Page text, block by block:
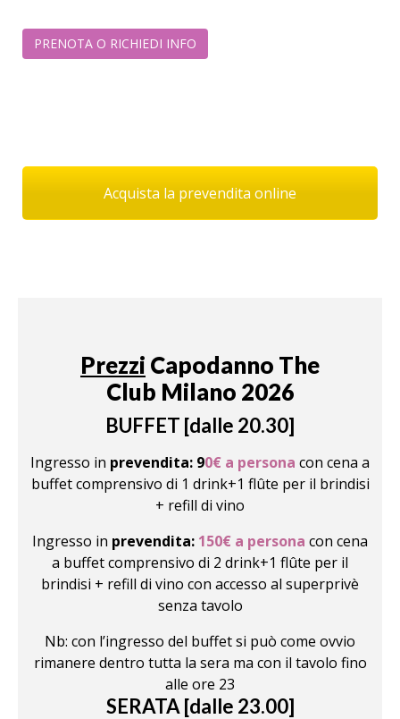
PRENOTA O RICHIEDI INFO
Acquista la prevendita online
Prezzi Capodanno The
Club Milano 2026
BUFFET [dalle 20.30]
Ingresso in prevendita: 90€ a persona con cena a
buffet comprensivo di 1 drink+1 flûte per il brindisi
+ refill di vino
Ingresso in prevendita: 150€ a persona con cena
a buffet comprensivo di 2 drink+1 flûte per il
brindisi + refill di vino con accesso al superprivè
senza tavolo
Nb: con l’ingresso del buffet si può come ovvio
rimanere dentro tutta la sera ma con il tavolo fino
alle ore 23
SERATA [dalle 23.00]